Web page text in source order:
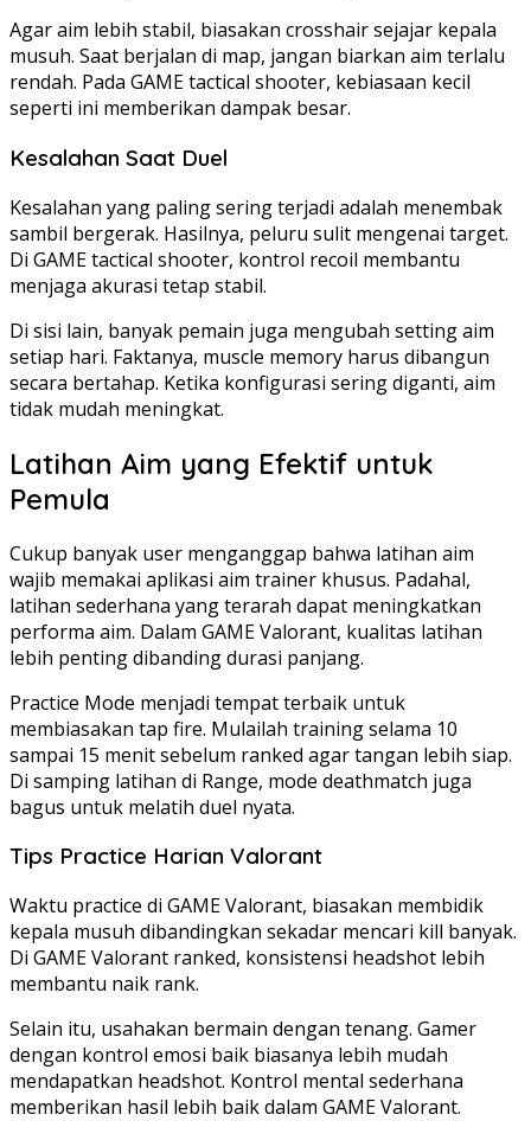
Agar aim lebih stabil, biasakan crosshair sejajar kepala
musuh. Saat berjalan di map, jangan biarkan aim terlalu
rendah. Pada GAME tactical shooter, kebiasaan kecil
seperti ini memberikan dampak besar.
Kesalahan Saat Duel
Kesalahan yang paling sering terjadi adalah menembak
sambil bergerak. Hasilnya, peluru sulit mengenai target.
Di GAME tactical shooter, kontrol recoil membantu
menjaga akurasi tetap stabil.
Di sisi lain, banyak pemain juga mengubah setting aim
setiap hari. Faktanya, muscle memory harus dibangun
secara bertahap. Ketika konfigurasi sering diganti, aim
tidak mudah meningkat.
Latihan Aim yang Efektif untuk
Pemula
Cukup banyak user menganggap bahwa latihan aim
wajib memakai aplikasi aim trainer khusus. Padahal,
latihan sederhana yang terarah dapat meningkatkan
performa aim. Dalam GAME Valorant, kualitas latihan
lebih penting dibanding durasi panjang.
Practice Mode menjadi tempat terbaik untuk
membiasakan tap fire. Mulailah training selama 10
sampai 15 menit sebelum ranked agar tangan lebih siap.
Di samping latihan di Range, mode deathmatch juga
bagus untuk melatih duel nyata.
Tips Practice Harian Valorant
Waktu practice di GAME Valorant, biasakan membidik
kepala musuh dibandingkan sekadar mencari kill banyak.
Di GAME Valorant ranked, konsistensi headshot lebih
membantu naik rank.
Selain itu, usahakan bermain dengan tenang. Gamer
dengan kontrol emosi baik biasanya lebih mudah
mendapatkan headshot. Kontrol mental sederhana
memberikan hasil lebih baik dalam GAME Valorant.